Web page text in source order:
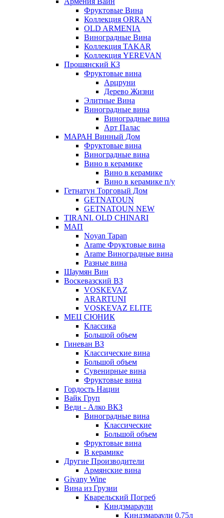
Фруктовые Вина
Коллекция ORRAN
OLD ARMENIA
Виноградные Вина
Коллекция TAKAR
Коллекция YEREVAN
Прошянский КЗ
Фруктовые вина
Арцруни
Дерево Жизни
Элитные Вина
Виноградные вина
Виноградные вина
Арт Палас
МАРАН Винный Дом
Фруктовые вина
Виноградные вина
Вино в керамике
Вино в керамике
Вино в керамике п/у
Гетнатун Торговый Дом
GETNATOUN
GETNATOUN NEW
TIRANI. OLD CHINARI
МАП
Noyan Tapan
Arame Фруктовые вина
Arame Виноградные вина
Разные вина
Шаумян Вин
Воскевазский ВЗ
VOSKEVAZ
ARARTUNI
VOSKEVAZ ELITE
МЕЦ СЮНИК
Классика
Большой объем
Гиневан ВЗ
Классические вина
Большой объем
Сувенирные вина
Фруктовые вина
Гордость Нации
Вайк Груп
Веди - Алко ВКЗ
Виноградные вина
Классические
Большой объем
Фруктовые вина
В керамике
Другие Производители
Армянские вина
Givany Wine
Вина из Грузии
Кварельский Погреб
Киндзмараули
Киндзмараули 0,75л